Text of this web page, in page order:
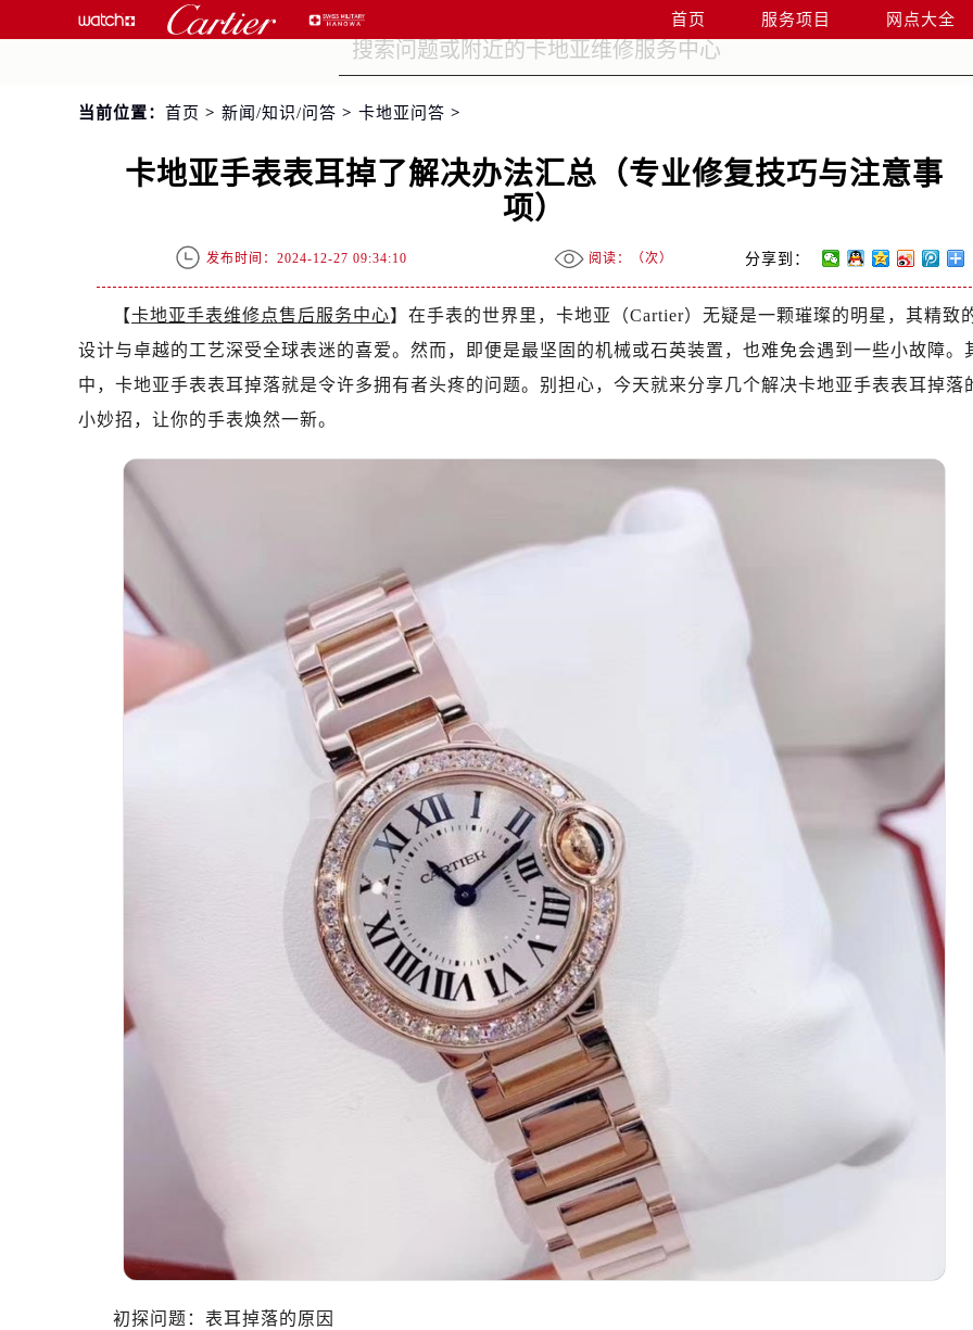
首页 服务项目 网点大全
当前位置： 首页 > 新闻/知识/问答 > 卡地亚问答 >
卡地亚手表表耳掉了解决办法汇总（专业修复技巧与注意事
项）
发布时间：2024-12-27 09:34:10 阅读：（次） 分享到：
【卡地亚手表维修点售后服务中心】在手表的世界里，卡地亚（Cartier）无疑是一颗璀璨的明星，其精致
设计与卓越的工艺深受全球表迷的喜爱。然而，即便是最坚固的机械或石英装置，也难免会遇到一些小故障。
中，卡地亚手表表耳掉落就是令许多拥有者头疼的问题。别担心，今天就来分享几个解决卡地亚手表表耳掉落
小妙招，让你的手表焕然一新。
初探问题：表耳掉落的原因